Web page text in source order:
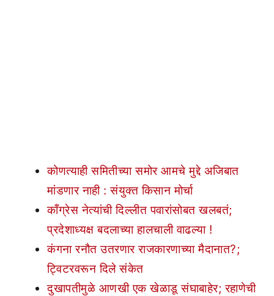
कोणत्याही समितीच्या समोर आमचे मुद्दे अजिबात
मांडणार नाही : संयुक्त किसान मोर्चा
काँग्रेस नेत्यांची दिल्लीत पवारांसोबत खलबतं;
प्रदेशाध्यक्ष बदलाच्या हालचाली वाढल्या !
कंगना रनौत उतरणार राजकारणाच्या मैदानात?;
ट्विटरवरून दिले संकेत
दुखापतीमुळे आणखी एक खेळाडू संघाबाहेर; रहाणेची